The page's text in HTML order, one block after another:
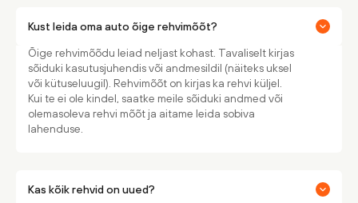
Kust leida oma auto õige rehvimõõt?
Õige rehvimõõdu leiad neljast kohast. Tavaliselt kirjas
sõiduki kasutusjuhendis või andmesildil (näiteks uksel
või kütuseluugil). Rehvimõõt on kirjas ka rehvi küljel.
Kui te ei ole kindel, saatke meile sõiduki andmed või
olemasoleva rehvi mõõt ja aitame leida sobiva
lahenduse.
Kas kõik rehvid on uued?